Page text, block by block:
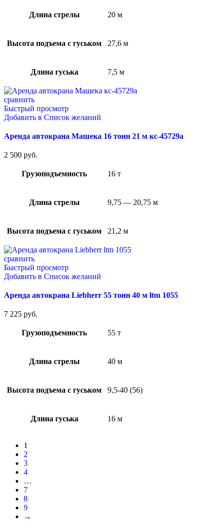
Длина стрелы 20 м
Высота подъема с гуськом 27,6 м
Длина гуська 7,5 м
сравнить
Быстрый просмотр
Добавить в Список желаний
Аренда автокрана Машека 16 тонн 21 м кс-45729а
2 500 руб.
Грузоподъемность 16 т
Длина стрелы 9,75 — 20,75 м
Высота подъема с гуськом 21,2 м
сравнить
Быстрый просмотр
Добавить в Список желаний
Аренда автокрана Liebherr 55 тонн 40 м ltm 1055
7 225 руб.
Грузоподъемность 55 т
Длина стрелы 40 м
Высота подъема с гуськом 9,5-40 (56)
Длина гуська 16 м
1
2
3
4
…
7
8
9
→